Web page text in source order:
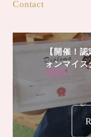
Contact
【開催！
ォンマイス